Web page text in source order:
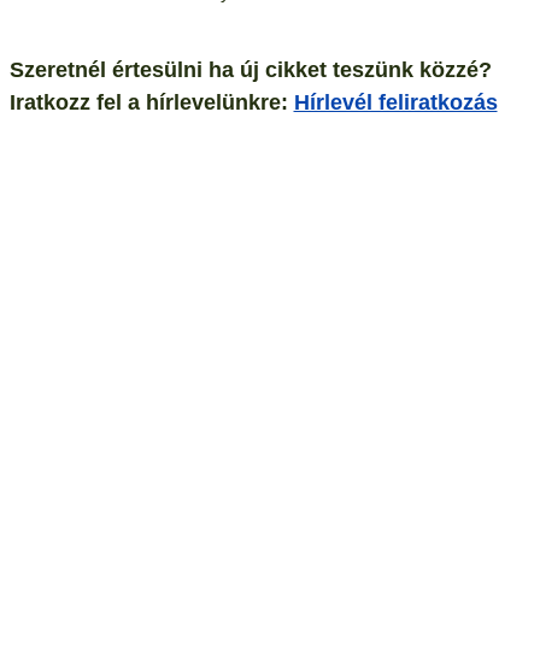
Szeretnél értesülni ha új cikket teszünk közzé?
Iratkozz fel a hírlevelünkre: Hírlevél feliratkozás